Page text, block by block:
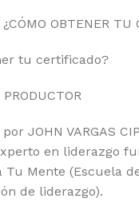
OBTENER TU
tu certificado?
JOHN VARGAS
en liderazgo
Tu Mente (Escuela
de liderazgo).